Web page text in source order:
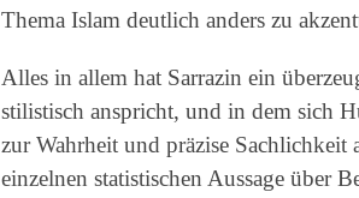
Thema Islam deutlich anders zu
Alles in allem hat Sarrazin ein
stilistisch anspricht, und in dem sich
zur Wahrheit und präzise
einzelnen statistischen Aussage über